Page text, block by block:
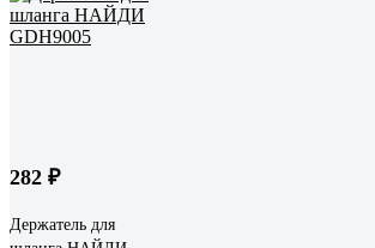
282 ₽
Держатель для